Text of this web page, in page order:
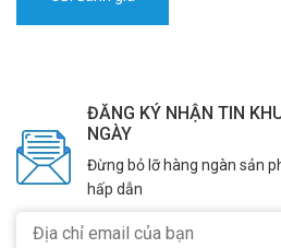
ĐĂNG KÝ NHẬN TIN
NGÀY
Đừng bỏ lỡ hàng ngàn sản
hấp dẫn